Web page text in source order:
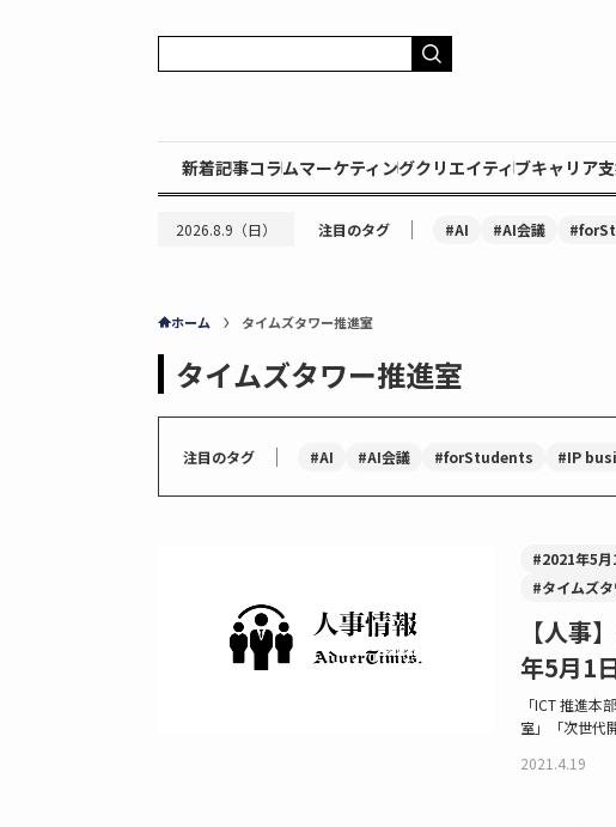
新着記事コラムマーケティングクリエイティブキャリア
2026.8.9（日） 注目のタグ ｜ #AI #AI会議
ホーム タイムズタワー推進室
タイムズタワー推進室
注目のタグ ｜ #AI #AI会議 #forStudents #IP
#2021年5月
#タイムズ
【人事
年5月1
「ICT 推進
室」「次世代
2021.4.19